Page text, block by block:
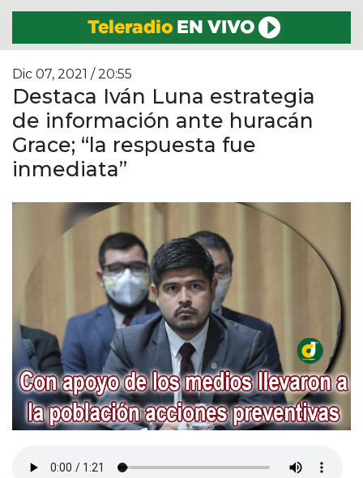
Dic 07, 2021 / 20:55
Destaca Iván Luna estrategia
de información ante huracán
Grace; “la respuesta fue
inmediata”